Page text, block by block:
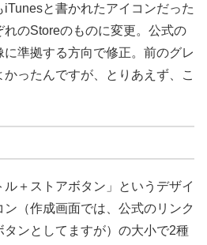
と書かれたアイコンだった
のStoreのものに変更。公式の
準拠する方向で修正。前のグレ
ったんですが、とりあえず、こ
＋ストアボタン」というデザイ
（作成画面では、公式のリンク
ンとしてますが）の大小で2種